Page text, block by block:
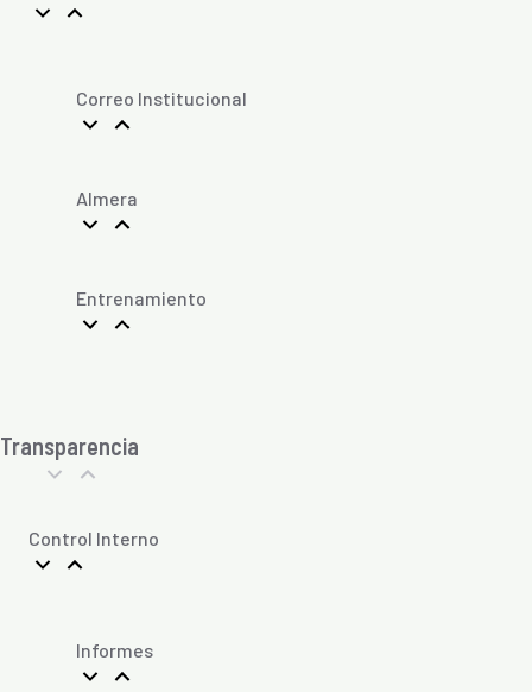
Correo Institucional
Almera
Entrenamiento
Transparencia
Control Interno
Informes